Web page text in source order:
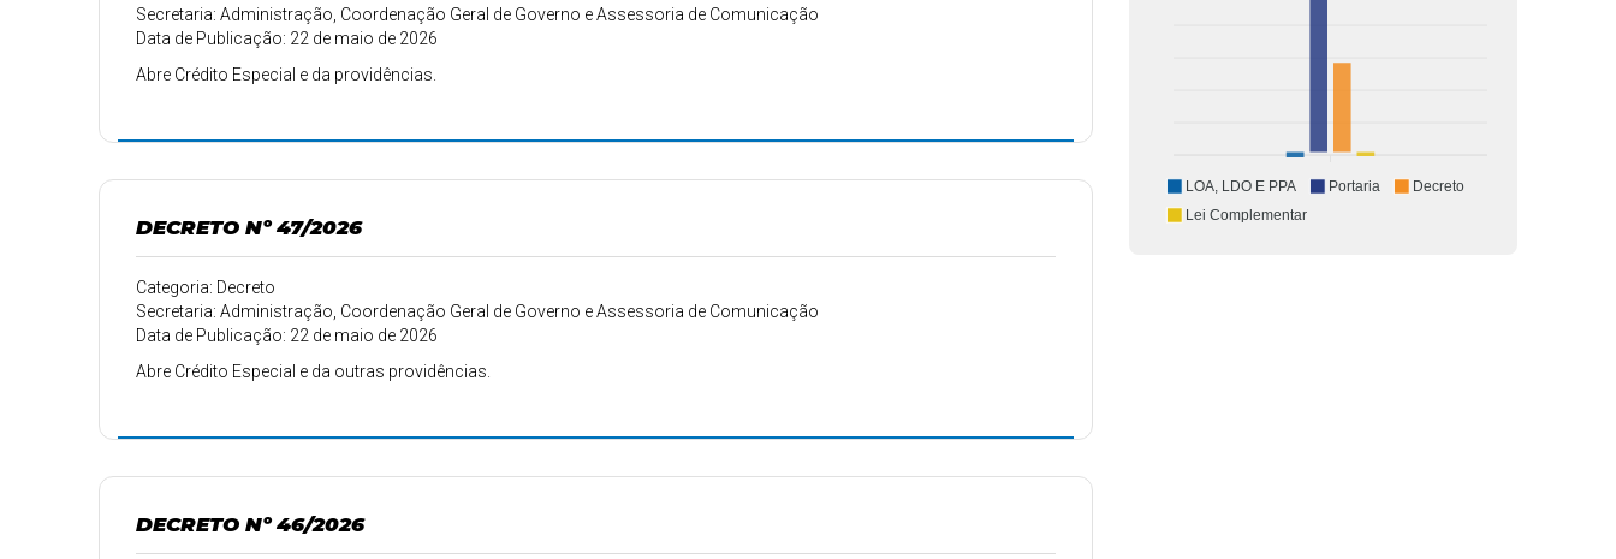
Secretaria: Administração, Coordenação Geral de Governo e Assessoria de Comunicação
Data de Publicação: 22 de maio de 2026
Abre Crédito Especial e da providências.
DECRETO Nº 47/2026
Categoria: Decreto
Secretaria: Administração, Coordenação Geral de Governo e Assessoria de Comunicação
Data de Publicação: 22 de maio de 2026
Abre Crédito Especial e da outras providências.
DECRETO Nº 46/2026
LOA, LDO E PPA Portaria
Decreto
Lei Complementar